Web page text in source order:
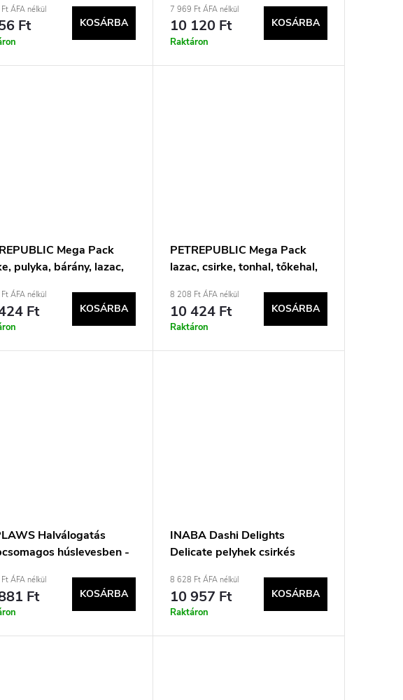
ÁFA nélkül
Ft KOSÁRBA
macskaeledel - 40x100g
7 969 Ft ÁFA nélkül
10 120 Ft
Raktáron
KOSÁRBA
Mega Pack
pulyka, bárány, lazac,
ÁFA nélkül
Ft KOSÁRBA
PETREPUBLIC Mega Pack
lazac, csirke, tonhal, tőkehal,
macskaeledel - 48x85g
8 208 Ft ÁFA nélkül
10 424 Ft
Raktáron
KOSÁRBA
Halválogatás
húslevesben -
ÁFA nélkül
Ft KOSÁRBA
INABA Dashi Delights
Delicate pelyhek csirkés
macskaeledel - 12x40g
8 628 Ft ÁFA nélkül
10 957 Ft
Raktáron
KOSÁRBA